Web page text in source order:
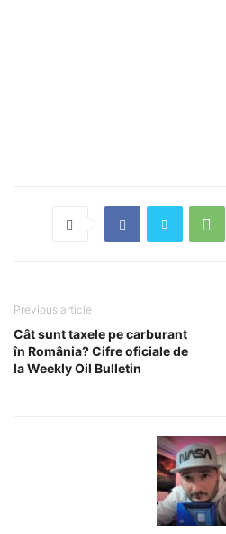
Previous article
Cât sunt taxele pe carburant
în România? Cifre oficiale de
la Weekly Oil Bulletin